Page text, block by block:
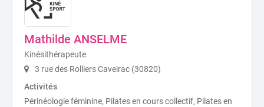
Mathilde ANSELME
Kinésithérapeute
3 rue des Rolliers Caveirac (30820)
Activités
Périnéologie féminine, Pilates en cours collectif, Pilates en